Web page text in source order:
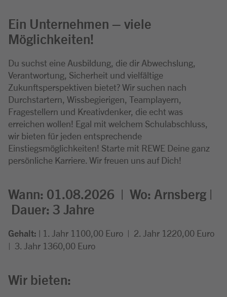
Ein Unternehmen – viele
Möglichkeiten!
Du suchst eine Ausbildung, die dir Abwechslung,
Verantwortung, Sicherheit und vielfältige
Zukunftsperspektiven bietet? Wir suchen nach
Durchstartern, Wissbegierigen, Teamplayern,
Fragestellern und Kreativdenker, die echt was
erreichen wollen! Egal mit welchem Schulabschluss,
wir bieten für jeden entsprechende
Einstiegsmöglichkeiten! Starte mit REWE Deine ganz
persönliche Karriere. Wir freuen uns auf Dich!
Wann: 01.08.2026 | Wo: Arnsberg |
Dauer: 3 Jahre
Gehalt: | 1. Jahr 1100,00 Euro | 2. Jahr 1220,00 Euro
| 3. Jahr 1360,00 Euro
Wir bieten: